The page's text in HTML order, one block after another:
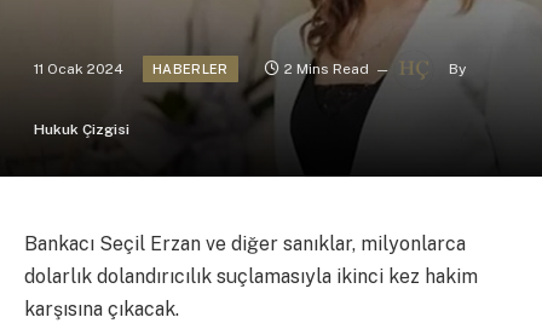
11 Ocak 2024 HABERLER 2 Mins Read By
Hukuk Çizgisi
Bankacı Seçil Erzan ve diğer sanıklar, milyonlarca
dolarlık dolandırıcılık suçlamasıyla ikinci kez hakim
karşısına çıkacak.